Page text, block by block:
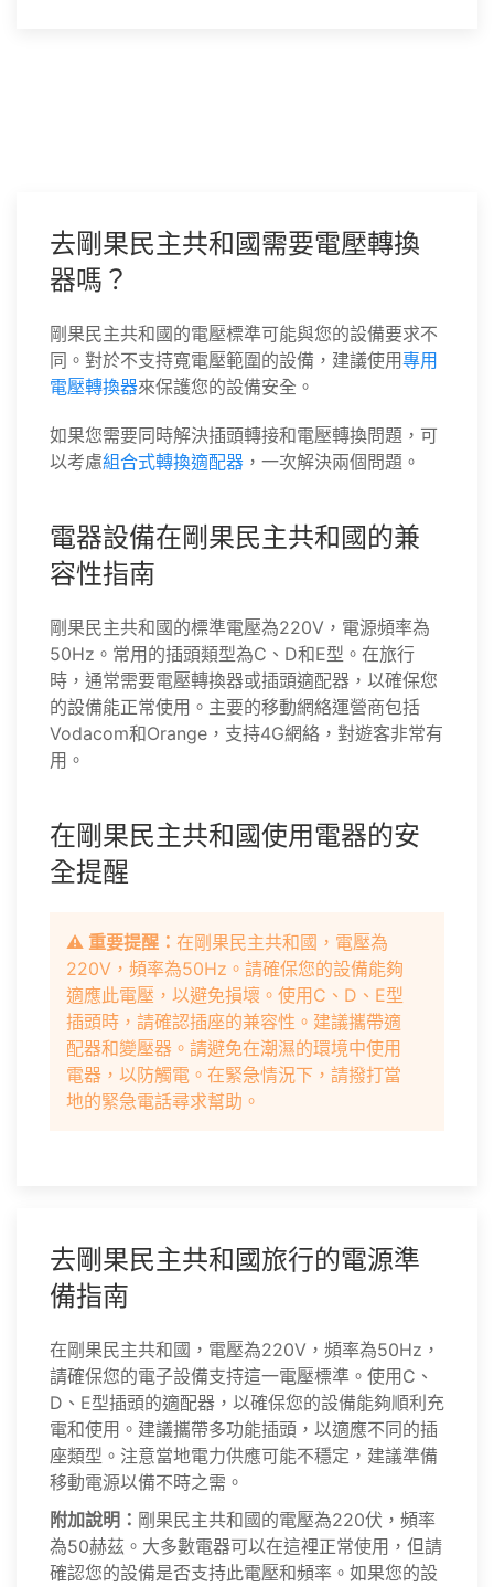
去剛果民主共和國需要電壓轉換
器嗎？
剛果民主共和國的電壓標準可能與您的設備要求不
同。對於不支持寬電壓範圍的設備，建議使用專用
電壓轉換器來保護您的設備安全。
如果您需要同時解決插頭轉接和電壓轉換問題，可
以考慮組合式轉換適配器 ，一次解決兩個問題。
電器設備在剛果民主共和國的兼
容性指南
剛果民主共和國的標準電壓為220V，電源頻率為
50Hz。常用的插頭類型為C、D和E型。在旅行
時，通常需要電壓轉換器或插頭適配器，以確保您
的設備能正常使用。主要的移動網絡運營商包括
Vodacom和Orange，支持4G網絡，對遊客非常有
用。
在剛果民主共和國使用電器的安
全提醒
⚠️ 重要提醒： 在剛果民主共和國，電壓為
220V，頻率為50Hz。請確保您的設備能夠
適應此電壓，以避免損壞。使用C、D、E型
插頭時，請確認插座的兼容性。建議攜帶適
配器和變壓器。請避免在潮濕的環境中使用
電器，以防觸電。在緊急情況下，請撥打當
地的緊急電話尋求幫助。
去剛果民主共和國旅行的電源準
備指南
在剛果民主共和國，電壓為220V，頻率為50Hz，
請確保您的電子設備支持這一電壓標準。使用C、
D、E型插頭的適配器，以確保您的設備能夠順利充
電和使用。建議攜帶多功能插頭，以適應不同的插
座類型。注意當地電力供應可能不穩定，建議準備
移動電源以備不時之需。
附加說明： 剛果民主共和國的電壓為220伏，頻率
為50赫茲。大多數電器可以在這裡正常使用，但請
確認您的設備是否支持此電壓和頻率。如果您的設